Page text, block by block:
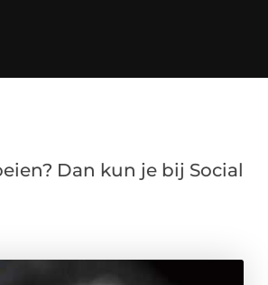
Dan kun je bij Social